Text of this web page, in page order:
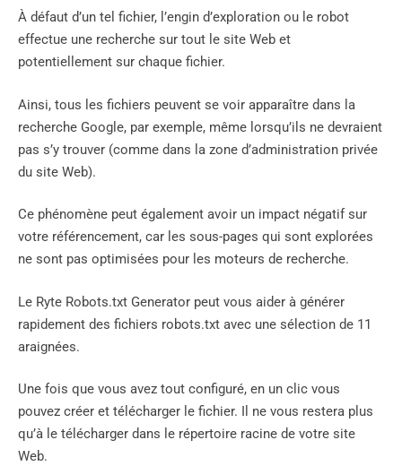
À défaut d’un tel fichier, l’engin d’exploration ou le robot
effectue une recherche sur tout le site Web et
potentiellement sur chaque fichier.
Ainsi, tous les fichiers peuvent se voir apparaître dans la
recherche Google, par exemple, même lorsqu’ils ne devraient
pas s’y trouver (comme dans la zone d’administration privée
du site Web).
Ce phénomène peut également avoir un impact négatif sur
votre référencement, car les sous-pages qui sont explorées
ne sont pas optimisées pour les moteurs de recherche.
Le Ryte Robots.txt Generator peut vous aider à générer
rapidement des fichiers robots.txt avec une sélection de 11
araignées.
Une fois que vous avez tout configuré, en un clic vous
pouvez créer et télécharger le fichier. Il ne vous restera plus
qu’à le télécharger dans le répertoire racine de votre site
Web.